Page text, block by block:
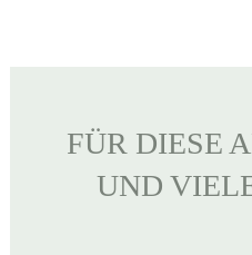
FÜR DIESE
UND